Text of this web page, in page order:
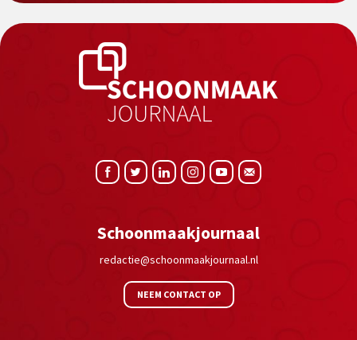
Schoonmaakjournaal
redactie@schoonmaakjournaal.nl
NEEM CONTACT OP